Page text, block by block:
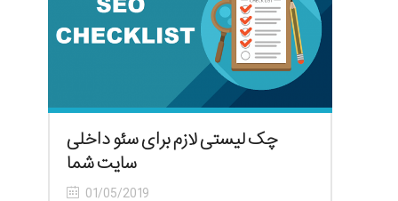
چک لیستی لازم برای سئو داخلی
سایت شما
01/05/2019